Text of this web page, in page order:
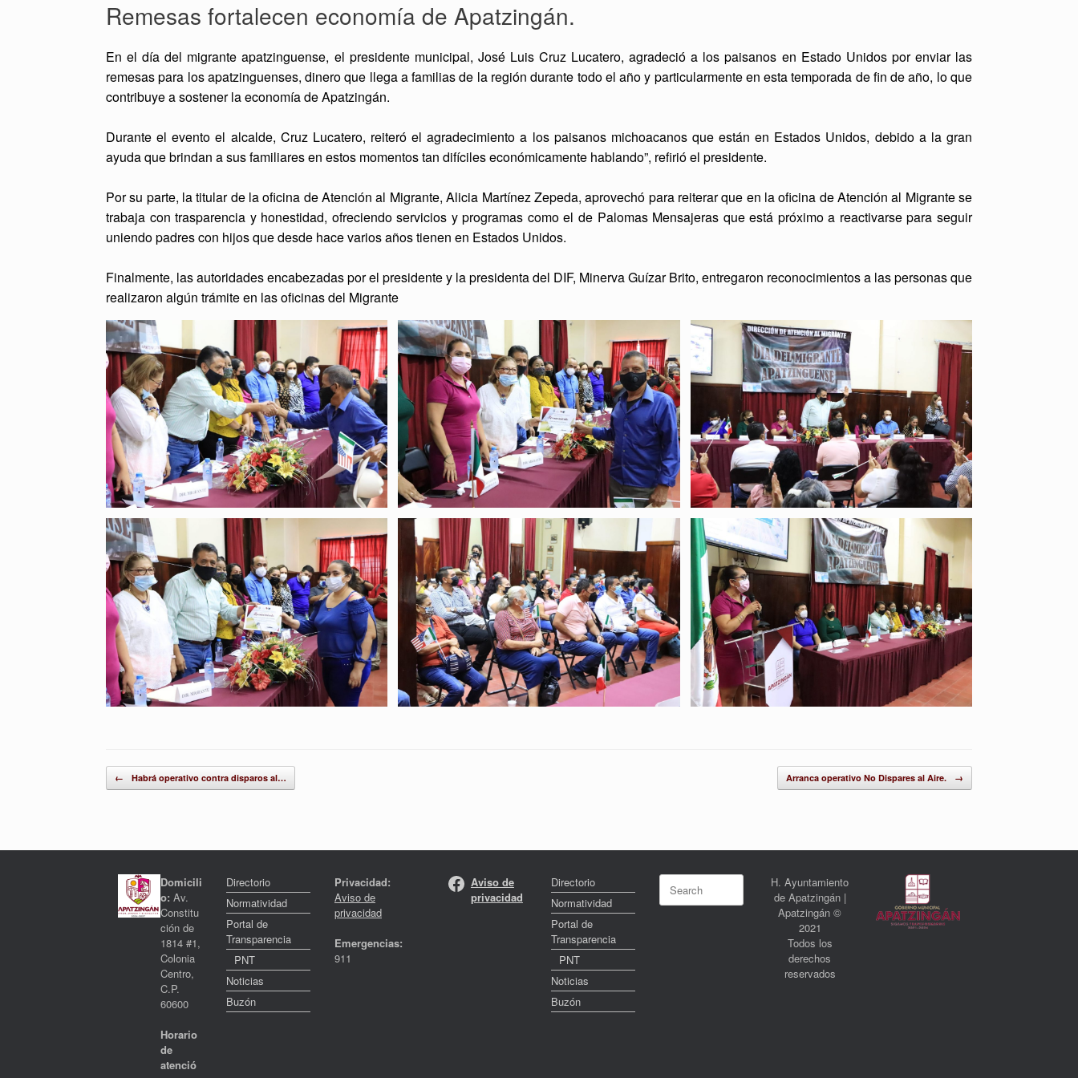
Remesas fortalecen economía de Apatzingán.
En el día del migrante apatzinguense, el presidente municipal, José Luis Cruz Lucatero, agradeció a los paisanos en Estado Unidos por enviar las
remesas para los apatzinguenses, dinero que llega a familias de la región durante todo el año y particularmente en esta temporada de fin de año, lo que
contribuye a sostener la economía de Apatzingán.
Durante el evento el alcalde, Cruz Lucatero, reiteró el agradecimiento a los paisanos michoacanos que están en Estados Unidos, debido a la gran
ayuda que brindan a sus familiares en estos momentos tan difíciles económicamente hablando”, refirió el presidente.
Por su parte, la titular de la oficina de Atención al Migrante, Alicia Martínez Zepeda, aprovechó para reiterar que en la oficina de Atención al Migrante se
trabaja con trasparencia y honestidad, ofreciendo servicios y programas como el de Palomas Mensajeras que está próximo a reactivarse para seguir
uniendo padres con hijos que desde hace varios años tienen en Estados Unidos.
Finalmente, las autoridades encabezadas por el presidente y la presidenta del DIF, Minerva Guízar Brito, entregaron reconocimientos a las personas que
realizaron algún trámite en las oficinas del Migrante
Post navigation
← Habrá operativo contra disparos al… Arranca operativo No Dispares al Aire. →
Domicili
o: Av.
Constitu
ción de
1814 #1,
Colonia
Centro,
C.P.
60600
Horario
de
atenció
Directorio
Normatividad
Portal de
Transparencia
PNT
Noticias
Buzón
Privacidad:
Aviso de
privacidad
Emergencias:
911
Facebook
Aviso de
privacidad
Directorio
Normatividad
Portal de
Transparencia
PNT
Noticias
Buzón
Search
for:
H. Ayuntamiento
de Apatzingán |
Apatzingán ©
2021
Todos los
derechos
reservados